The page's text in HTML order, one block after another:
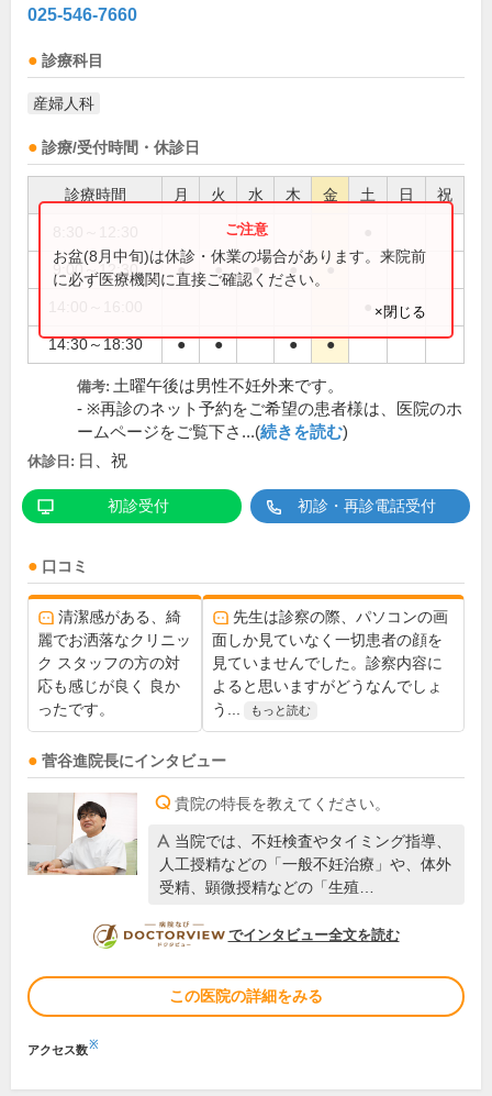
025-546-7660
診療科目
産婦人科
診療/受付時間・休診日
診療時間 月 火 水 木 金 土 日 祝
9:00～12:30 ● ● ● ● ●
14:30～18:30 ● ● ● ●
お盆(8月中旬)は休診・休業の場合があります。来院前
に必ず医療機関に直接ご確認ください。
×閉じる
備考: 土曜午後は男性不妊外来です。
- ※再診のネット予約をご希望の患者様は、医院のホ
ームページをご覧下さ...(続きを読む)
休診日: 日、祝
初診受付 初診・再診電話受付
口コミ
清潔感がある、綺
麗でお洒落なクリニッ
ク スタッフの方の対
応も感じが良く 良か
ったです。
先生は診察の際、パソコンの画
面しか見ていなく一切患者の顔を
見ていませんでした。診察内容に
よると思いますがどうなんでしょ
う...
もっと読む
菅谷進院長にインタビュー
貴院の特長を教えてください。
当院では、不妊検査やタイミング指導、
人工授精などの「一般不妊治療」や、体外
受精、顕微授精などの「生殖…
DOCTORVIEW
でインタビュー全文を読む
この医院の詳細をみる
アクセス数※